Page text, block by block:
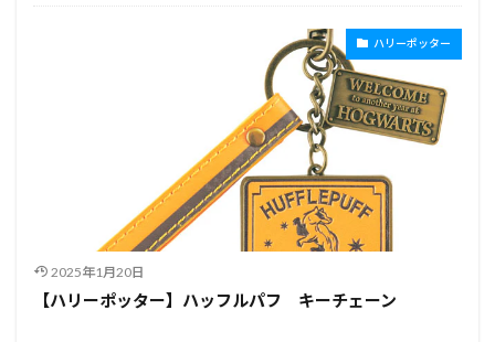
ハリーポッター
2025年1月20日
【ハリーポッター】ハッフルパフ キーチェーン